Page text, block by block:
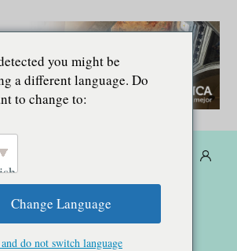
you might be
a different language. Do
to change to:
Change Language
do not switch language